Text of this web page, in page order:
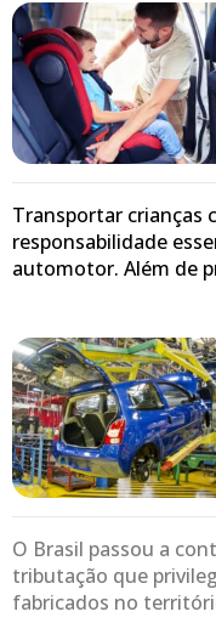
Transportar crianças
responsabilidade
automotor. Além de
O Brasil passou a
tributação que
fabricados no